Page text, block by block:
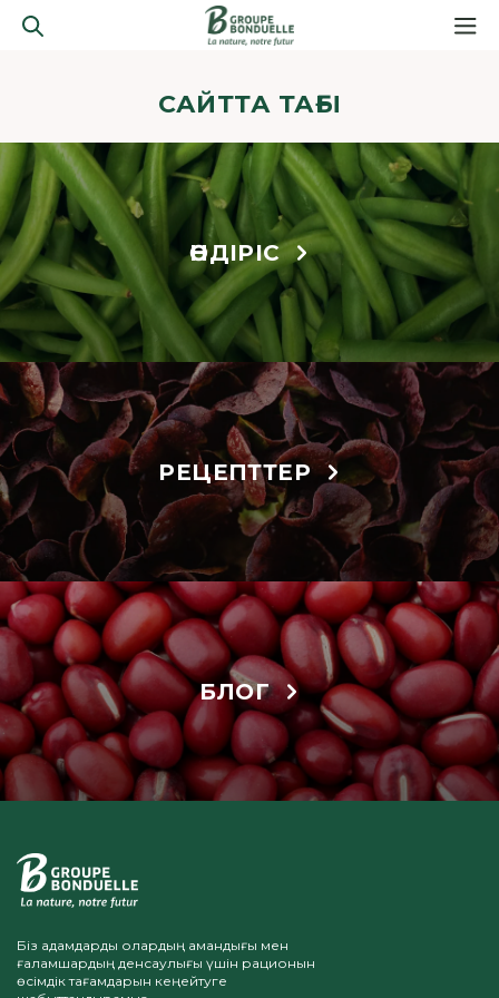
САЙТТА ТАҒЫ
ӨНДІРІС
РЕЦЕПТТЕР
БЛОГ
Біз адамдарды олардың амандығы мен
ғаламшардың денсаулығы үшін рационын
өсімдік тағамдарын кеңейтуге